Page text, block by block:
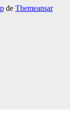
de Themeansar